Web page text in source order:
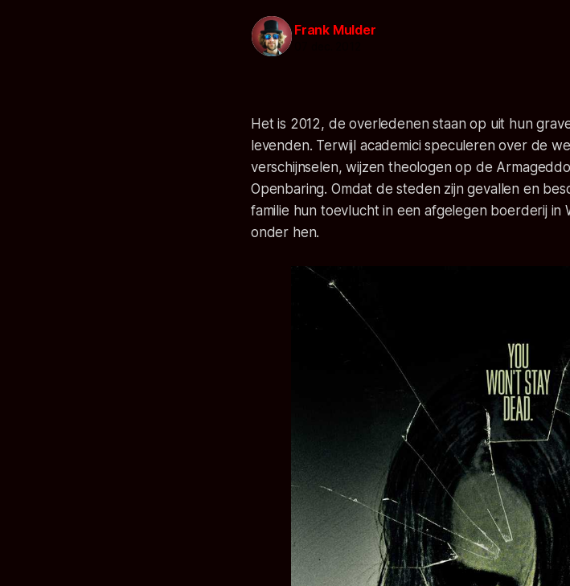
Frank Mulder
Het is 2012, de overledenen staan op uit hun
levenden. Terwijl academici speculeren over de
verschijnselen, wijzen theologen op de
Openbaring. Omdat de steden zijn gevallen en
familie hun toevlucht in een afgelegen boerderij in
onder hen.